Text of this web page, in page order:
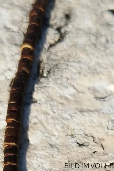
BILD IM